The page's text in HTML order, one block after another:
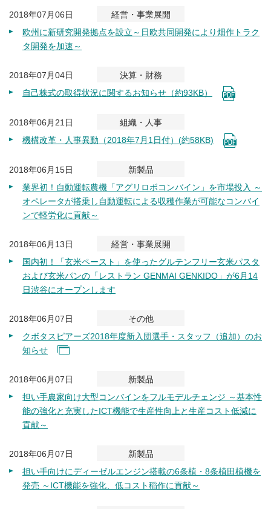
2018年07月06日
経営・事業展開
欧州に新研究開発拠点を設立～日欧共同開発により畑作トラク
タ開発を加速～
2018年07月04日
決算・財務
自己株式の取得状況に関するお知らせ（約93KB）
2018年06月21日
組織・人事
機構改革・人事異動（2018年7月1日付）(約58KB)
2018年06月15日
新製品
業界初！自動運転農機「アグリロボコンバイン」を市場投入 ～
オペレータが搭乗し自動運転による収穫作業が可能なコンバイ
ンで軽労化に貢献～
2018年06月13日
経営・事業展開
国内初！「玄米ペースト」を使ったグルテンフリー玄米パスタ
および玄米パンの「レストラン GENMAI GENKIDO」が6月14
日渋谷にオープンします
2018年06月07日
その他
クボタスピアーズ2018年度新入団選手・スタッフ（追加）のお
知らせ
2018年06月07日
新製品
担い手農家向け大型コンバインをフルモデルチェンジ ～基本性
能の強化と充実したICT機能で生産性向上と生産コスト低減に
貢献～
2018年06月07日
新製品
担い手向けにディーゼルエンジン搭載の6条植・8条植田植機を
発売 ～ICT機能を強化、低コスト稲作に貢献～